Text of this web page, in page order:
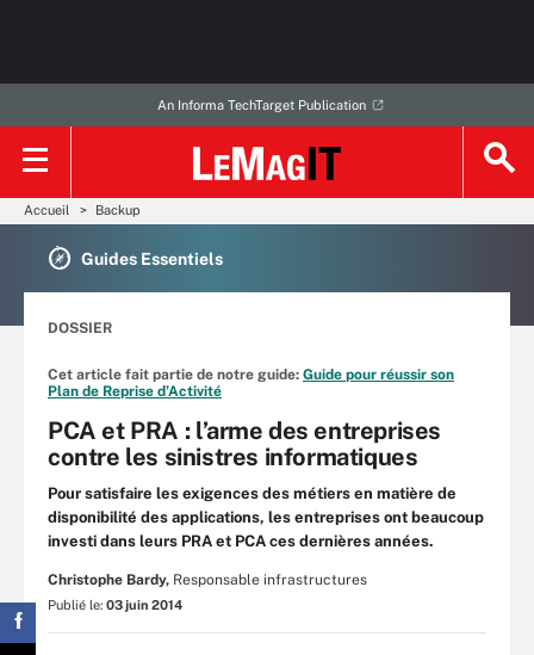
An Informa TechTarget Publication
Accueil Backup
Guides Essentiels
DOSSIER
Cet article fait partie de notre guide: Guide pour réussir son
Plan de Reprise d’Activité
PCA et PRA : l’arme des entreprises
contre les sinistres informatiques
Pour satisfaire les exigences des métiers en matière de
disponibilité des applications, les entreprises ont beaucoup
investi dans leurs PRA et PCA ces dernières années.
Christophe Bardy, Responsable infrastructures
Publié le: 03 juin 2014